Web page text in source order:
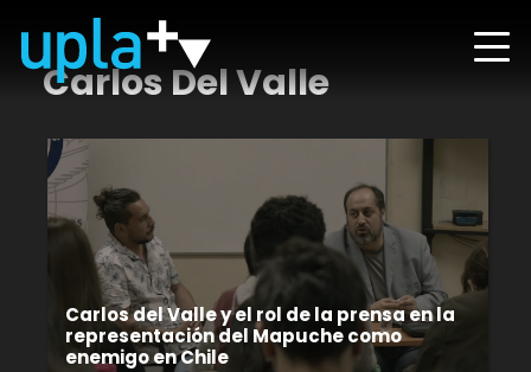
Carlos Del Valle
Carlos del Valle y el rol de la prensa en la
representación del Mapuche como
enemigo en Chile